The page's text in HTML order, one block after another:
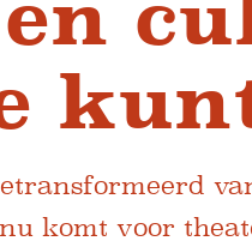
komt voor